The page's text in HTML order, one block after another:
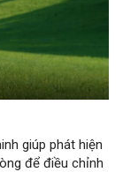
giúp phát hiện
để điều chỉnh